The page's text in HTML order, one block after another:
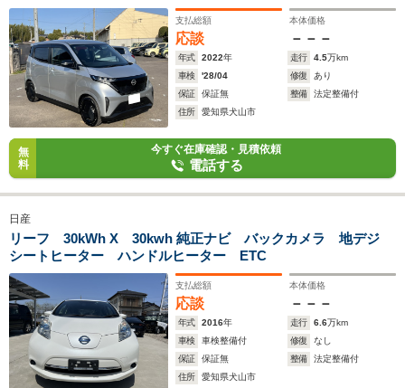
支払総額
応談
本体価格
－－－
年式 2022年 走行 4.5万km
車検
'28/04 修復
あり
保証
保証無 整備
法定整備付
住所
愛知県犬山市
無
料
今すぐ在庫確認・見積依頼
電話する
日産
リーフ 30kWh X 30kwh 純正ナビ バックカメラ 地デジ
シートヒーター ハンドルヒーター ETC
支払総額
応談
本体価格
－－－
年式 2016年 走行 6.6万km
車検
車検整備付 修復
なし
保証
保証無 整備
法定整備付
住所
愛知県犬山市